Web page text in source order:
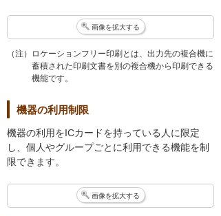
画像を拡大する
（注）ロケーションフリー印刷とは、出力先の複合機に
蓄積された印刷文書を別の複合機から印刷できる
機能です。
機器の利用制限
機器の利用をICカードを持っている人に限定
し、個人やグループごとに利用できる機能を制
限できます。
画像を拡大する